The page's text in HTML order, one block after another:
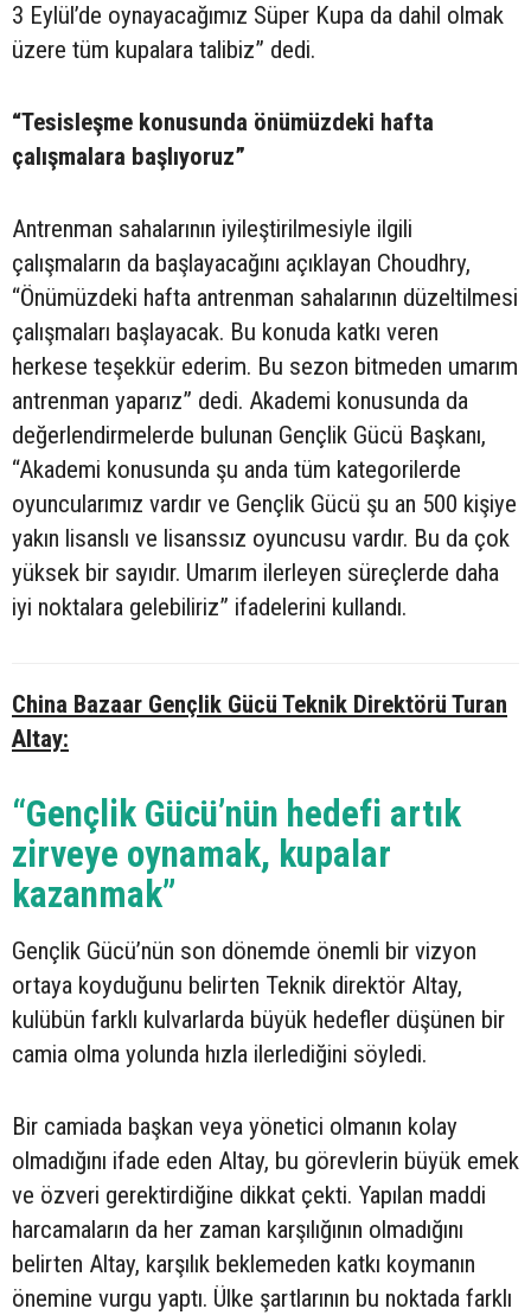
3 Eylül’de oynayacağımız Süper Kupa da dahil olmak
üzere tüm kupalara talibiz” dedi.
“Tesisleşme konusunda önümüzdeki hafta
çalışmalara başlıyoruz”
Antrenman sahalarının iyileştirilmesiyle ilgili
çalışmaların da başlayacağını açıklayan Choudhry,
“Önümüzdeki hafta antrenman sahalarının düzeltilmesi
çalışmaları başlayacak. Bu konuda katkı veren
herkese teşekkür ederim. Bu sezon bitmeden umarım
antrenman yaparız” dedi. Akademi konusunda da
değerlendirmelerde bulunan Gençlik Gücü Başkanı,
“Akademi konusunda şu anda tüm kategorilerde
oyuncularımız vardır ve Gençlik Gücü şu an 500 kişiye
yakın lisanslı ve lisanssız oyuncusu vardır. Bu da çok
yüksek bir sayıdır. Umarım ilerleyen süreçlerde daha
iyi noktalara gelebiliriz” ifadelerini kullandı.
China Bazaar Gençlik Gücü Teknik Direktörü Turan
Altay:
“Gençlik Gücü’nün hedefi artık
zirveye oynamak, kupalar
kazanmak”
Gençlik Gücü’nün son dönemde önemli bir vizyon
ortaya koyduğunu belirten Teknik direktör Altay,
kulübün farklı kulvarlarda büyük hedefler düşünen bir
camia olma yolunda hızla ilerlediğini söyledi.
Bir camiada başkan veya yönetici olmanın kolay
olmadığını ifade eden Altay, bu görevlerin büyük emek
ve özveri gerektirdiğine dikkat çekti. Yapılan maddi
harcamaların da her zaman karşılığının olmadığını
belirten Altay, karşılık beklemeden katkı koymanın
önemine vurgu yaptı. Ülke şartlarının bu noktada farklı